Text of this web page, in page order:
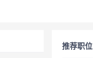
推荐职位